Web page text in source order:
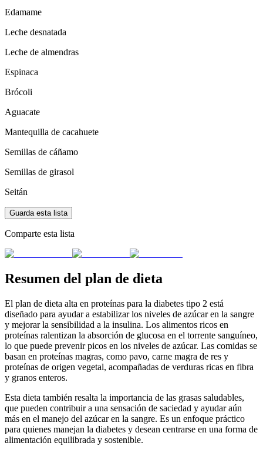
Edamame
Leche desnatada
Leche de almendras
Espinaca
Brócoli
Aguacate
Mantequilla de cacahuete
Semillas de cáñamo
Semillas de girasol
Seitán
Guarda esta lista
Comparte esta lista
Resumen del plan de dieta
El plan de dieta alta en proteínas para la diabetes tipo 2 está
diseñado para ayudar a estabilizar los niveles de azúcar en la sangre
y mejorar la sensibilidad a la insulina. Los alimentos ricos en
proteínas ralentizan la absorción de glucosa en el torrente sanguíneo,
lo que puede prevenir picos en los niveles de azúcar. Las comidas se
basan en proteínas magras, como pavo, carne magra de res y
proteínas de origen vegetal, acompañadas de verduras ricas en fibra
y granos enteros.
Esta dieta también resalta la importancia de las grasas saludables,
que pueden contribuir a una sensación de saciedad y ayudar aún
más en el manejo del azúcar en la sangre. Es un enfoque práctico
para quienes manejan la diabetes y desean centrarse en una forma de
alimentación equilibrada y sostenible.